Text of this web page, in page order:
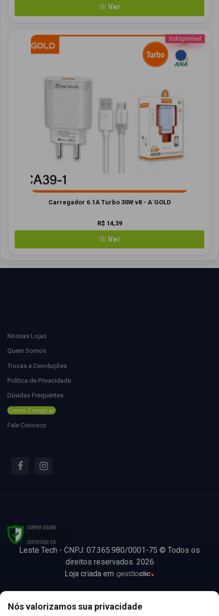
Ver
Indisponível
Carregador 6.1A Turbo 30W v8 - A´GOLD
R$ 14,39
Ver
Nossas Lojas
Quem Somos
Trocas e Devoluções
Política de Privacidade
Dúvidas Frequentes
Como Comprar
Fale Conosco
Leste Tech - CNPJ: 07.365.980/0001-75 © Todos os
direitos reservados. 2026
Loja criada em
Leste Tech
Nós valorizamos sua privacidade